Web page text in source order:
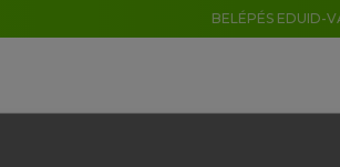
BELÉPÉS EDUID-